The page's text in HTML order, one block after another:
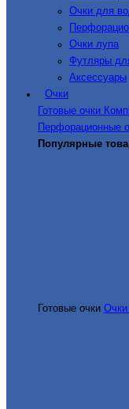
Очки для
Очки лупа
Футляры
Аксессуары
Очки
Готовые очки
Перфорационные
Популярные
Готовые очки Очки